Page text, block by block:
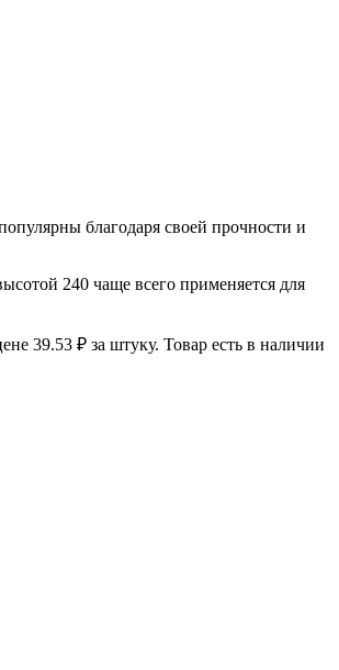
благодаря своей прочности и
240 чаще всего применяется для
39.53 ₽ за штуку. Товар есть в наличии